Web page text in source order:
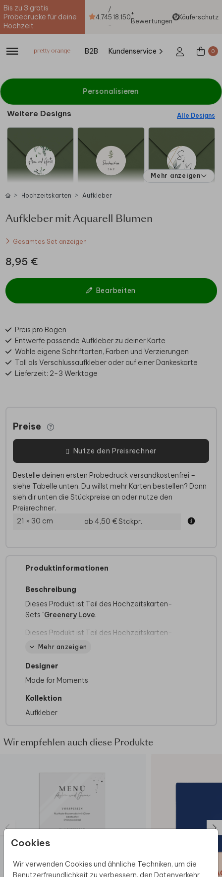
Bis zu 3 gratis
Probedrucke für deine
Hochzeit
4.74
/
5
-
18.150+
Bewertungen
Käuferschutz
B2B Kundenservice 0
Cookies
Wir verwenden Cookies und ähnliche Techniken, um die
Benutzerfreundlichkeit zu verbessern, den Datenverkehr
Personalisieren
Weitere Designs Alle Designs
Mehr anzeigen
Hochzeitskarten Aufkleber
Aufkleber mit Aquarell Blumen
Gesamtes Set anzeigen
8,95 €
Bearbeiten
Preis pro Bogen
Entwerfe passende Aufkleber zu deiner Karte
Wähle eigene Schriftarten, Farben und Verzierungen
Toll als Verschlussaufkleber oder auf einer Dankeskarte
Lieferzeit: 2-3 Werktage
Preise
Nutze den Preisrechner
Bestelle deinen ersten Probedruck versandkostenfrei –
siehe Tabelle unten. Du willst mehr Karten bestellen? Dann
sieh dir unten die Stückpreise an oder nutze den
Preisrechner.
21 × 30 cm
ab 4,50 €Stckpr.
Produktinformationen
Beschreibung
Dieses Produkt ist Teil des Hochzeitskarten-
Sets "Greenery Love.
Dieses Produkt ist Teil des Hochzeitskarten-
SetsEukalyptus Adoration
Mehr anzeigen
Designer
Made for Moments
Kollektion
Aufkleber
Wir empfehlen auch diese Produkte